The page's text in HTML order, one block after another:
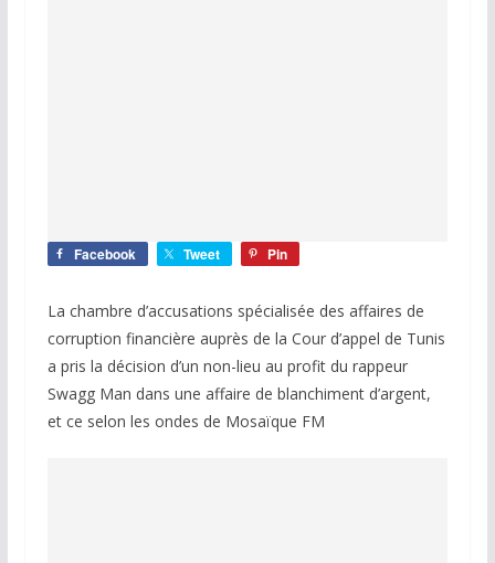
Facebook Tweet Pin
La chambre d’accusations spécialisée des affaires de
corruption financière auprès de la Cour d’appel de Tunis
a pris la décision d’un non-lieu au profit du rappeur
Swagg Man dans une affaire de blanchiment d’argent,
et ce selon les ondes de Mosaïque FM